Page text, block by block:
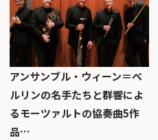
アンサンブル・ウィーン＝ベ
ルリンの名手たちと群響によ
るモーツァルトの協奏曲5作
品…